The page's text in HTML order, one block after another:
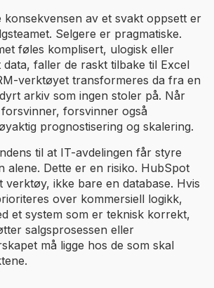
konsekvensen av et svakt oppsett er
Selgere er pragmatiske.
føles komplisert, ulogisk eller
faller de raskt tilbake til Excel
verktøyet transformeres da fra en
arkiv som ingen stoler på. Når
forsvinner også
prognostisering og skalering.
til at IT-avdelingen får styre
alene. Dette er en risiko. HubSpot
verktøy, ikke bare en database. Hvis
over kommersiell logikk,
et system som er teknisk korrekt,
salgsprosessen eller
må ligge hos de som skal